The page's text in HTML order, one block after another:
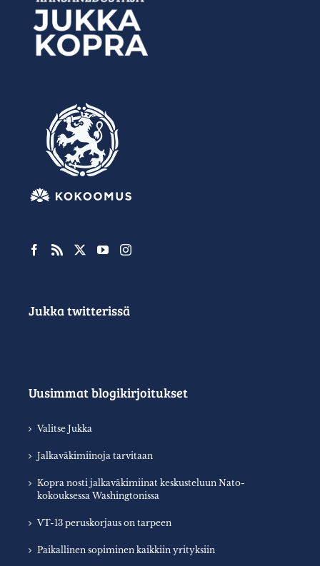
Jukka twitterissä
Uusimmat blogikirjoitukset
Valitse Jukka
Jalkaväkimiinoja tarvitaan
Kopra nosti jalkaväkimiinat keskusteluun Nato-
kokouksessa Washingtonissa
VT-13 peruskorjaus on tarpeen
Paikallinen sopiminen kaikkiin yrityksiin